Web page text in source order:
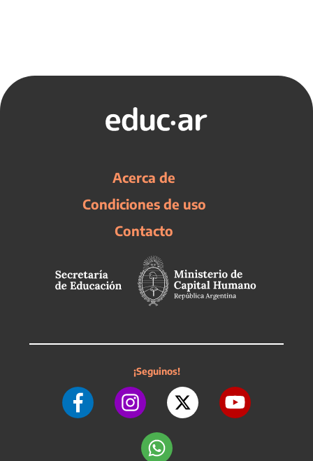
Acerca de
Condiciones de uso
Contacto
¡Seguinos!